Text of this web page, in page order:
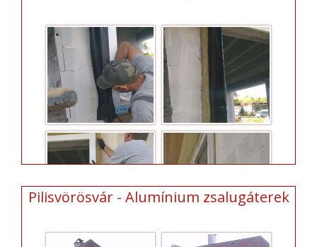
Pilisvörösvár - Alumínium zsalugáterek